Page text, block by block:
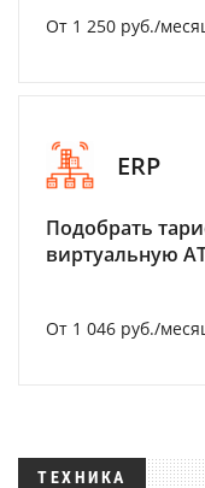
От 1 250 руб./
ERP
Подобрать
виртуальную
От 1 046 руб./
ТЕХНИКА